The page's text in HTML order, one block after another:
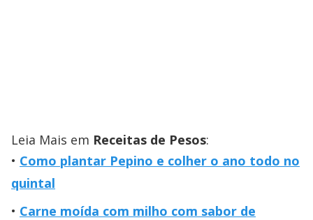
Leia Mais em Receitas de Pesos:
Como plantar Pepino e colher o ano todo no
quintal
Carne moída com milho com sabor de